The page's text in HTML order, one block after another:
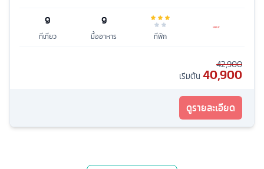
9
ที่เที่ยว
9
มื้ออาหาร ที่พัก
42,900
เริ่มต้น 40,900
ดูรายละเอียด